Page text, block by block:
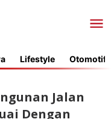
Lifestyle Otomotif
Jalan
Dengan